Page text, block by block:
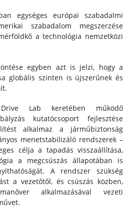
egységes európai szabadalmi
szabadalom megszerzése
a technológia nemzetközi
egyben azt is jelzi, hogy a
globális szinten is újszerűnek és
Lab keretében működő
kutatócsoport fejlesztése
alkalmaz a járműbiztonság
menetstabilizáló rendszerek –
célja a tapadás visszaállítása,
a megcsúszás állapotában is
A rendszer szükség
a vezetőtől, és csúszás közben,
alkalmazásával vezeti